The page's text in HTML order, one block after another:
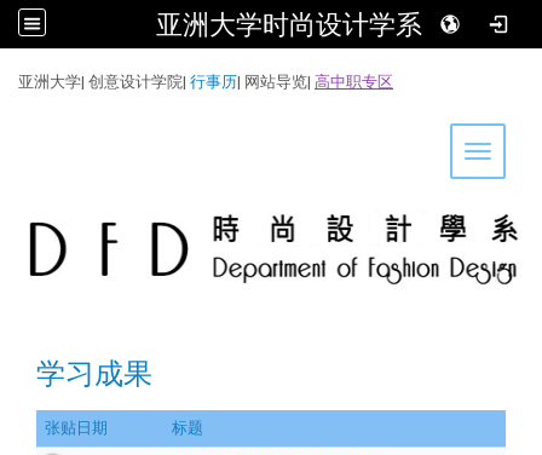
亚洲大学时尚设计学系
亚洲大学| 创意设计学院| 行事历| 网站导览| 高中职专区
Toggle
学习成果
张贴日期 标题